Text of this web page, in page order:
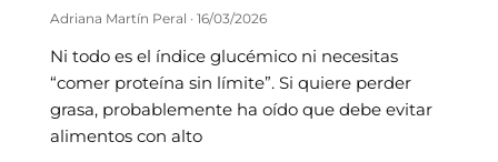
Adriana Martín Peral 16/03/2026
Ni todo es el índice glucémico ni necesitas
“comer proteína sin límite”. Si quiere perder
grasa, probablemente ha oído que debe evitar
alimentos con alto